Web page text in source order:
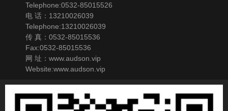
Telephone:0532-85015526
电 话：13210026039
Telephone:13210026039
传 真：0532-85015536
Fax:0532-85015536
网 址：www.audson.vip
Website:www.audson.vip